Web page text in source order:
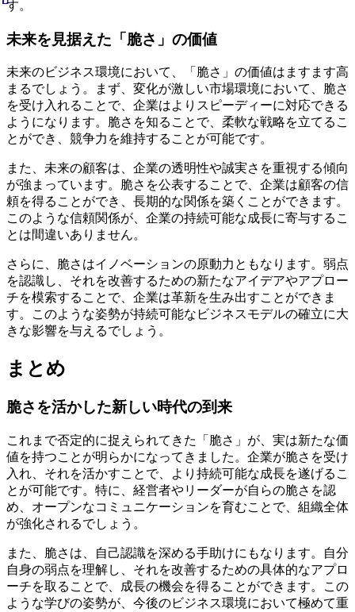
す。
未来を見据えた「脆さ」の価値
未来のビジネス環境において、「脆さ」の価値はますます高
まるでしょう。まず、変化が激しい市場環境において、脆さ
を受け入れることで、企業はよりスピーディーに対応できる
ようになります。脆さを知ることで、柔軟な戦略を立てるこ
とができ、競争力を維持することが可能です。
また、未来の顧客は、企業の透明性や誠実さを重視する傾向
が強まっています。脆さを公表することで、企業は顧客の信
頼を得ることができ、長期的な関係を築くことができます。
このような信頼関係が、企業の持続可能な成長に寄与するこ
とは間違いありません。
さらに、脆さはイノベーションの原動力ともなります。弱点
を認識し、それを改善するための新たなアイデアやアプロー
チを模索することで、企業は革新を生み出すことができま
す。このような姿勢が持続可能なビジネスモデルの確立に大
きな影響を与えるでしょう。
まとめ
脆さを活かした新しい時代の到来
これまで否定的に捉えられてきた「脆さ」が、実は新たな価
値を持つことが明らかになってきました。企業が脆さを受け
入れ、それを活かすことで、より持続可能な成長を遂げるこ
とが可能です。特に、経営者やリーダーが自らの脆さを認
め、オープンなコミュニケーションを育むことで、組織全体
が強化されるでしょう。
また、脆さは、自己認識を深める手助けにもなります。自分
自身の弱点を理解し、それを改善するための具体的なアプロ
ーチを取ることで、成長の機会を得ることができます。この
ような学びの姿勢が、今後のビジネス環境において極めて重